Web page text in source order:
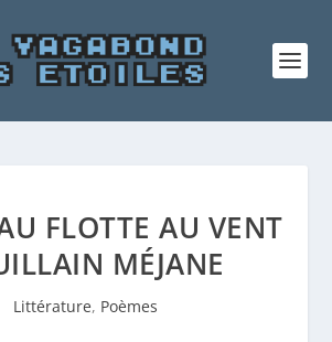
FLOTTE AU VENT
MÉJANE
Littérature, Poèmes